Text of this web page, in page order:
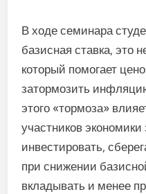
В ходе семинара
базисная ставка, это
который помогает
затормозить
этого «тормоза»
участников экономики
инвестировать,
при снижении
вкладывать и менее